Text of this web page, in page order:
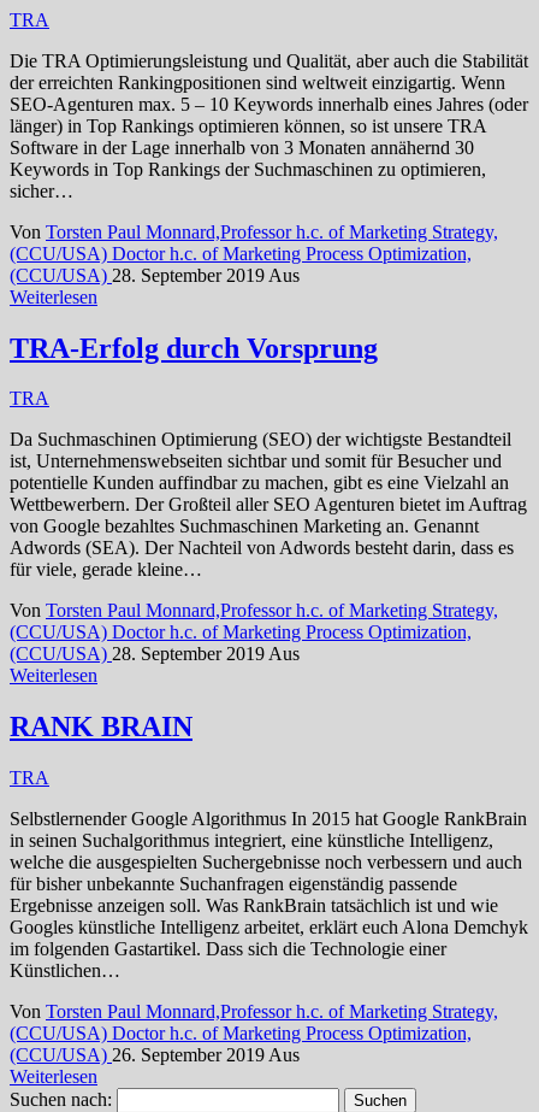
TRA
Die TRA Optimierungsleistung und Qualität, aber auch die Stabilität
der erreichten Rankingpositionen sind weltweit einzigartig. Wenn
SEO-Agenturen max. 5 – 10 Keywords innerhalb eines Jahres (oder
länger) in Top Rankings optimieren können, so ist unsere TRA
Software in der Lage innerhalb von 3 Monaten annähernd 30
Keywords in Top Rankings der Suchmaschinen zu optimieren,
sicher…
Von Torsten Paul Monnard,Professor h.c. of Marketing Strategy,
(CCU/USA) Doctor h.c. of Marketing Process Optimization,
(CCU/USA) 28. September 2019 Aus
Weiterlesen
TRA-Erfolg durch Vorsprung
TRA
Da Suchmaschinen Optimierung (SEO) der wichtigste Bestandteil
ist, Unternehmenswebseiten sichtbar und somit für Besucher und
potentielle Kunden auffindbar zu machen, gibt es eine Vielzahl an
Wettbewerbern. Der Großteil aller SEO Agenturen bietet im Auftrag
von Google bezahltes Suchmaschinen Marketing an. Genannt
Adwords (SEA). Der Nachteil von Adwords besteht darin, dass es
für viele, gerade kleine…
Von Torsten Paul Monnard,Professor h.c. of Marketing Strategy,
(CCU/USA) Doctor h.c. of Marketing Process Optimization,
(CCU/USA) 28. September 2019Aus
Weiterlesen
RANK BRAIN
TRA
Selbstlernender Google Algorithmus In 2015 hat Google RankBrain
in seinen Suchalgorithmus integriert, eine künstliche Intelligenz,
welche die ausgespielten Suchergebnisse noch verbessern und auch
für bisher unbekannte Suchanfragen eigenständig passende
Ergebnisse anzeigen soll. Was RankBrain tatsächlich ist und wie
Googles künstliche Intelligenz arbeitet, erklärt euch Alona Demchyk
im folgenden Gastartikel. Dass sich die Technologie einer
Künstlichen…
Von Torsten Paul Monnard,Professor h.c. of Marketing Strategy,
(CCU/USA) Doctor h.c. of Marketing Process Optimization,
(CCU/USA) 26. September 2019 Aus
Weiterlesen
Suchen nach: